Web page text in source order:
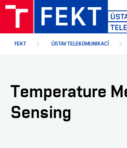
Přejít
hlavnímu
FEKT ÚSTAV TELEKOMUNIKACÍ
Temperature
Sensing